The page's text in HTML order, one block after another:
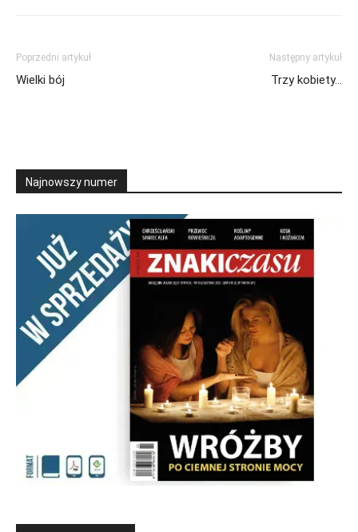
Poprzedni artykuł
Wielki bój
Następny artykuł
Trzy kobiety…
Najnowszy numer